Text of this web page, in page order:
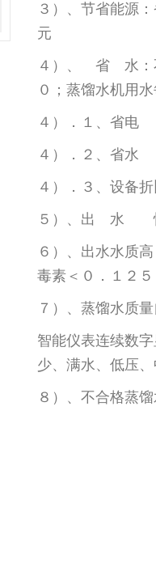
2024-01-16３）、节省能源
４）、 省 水：
０；蒸馏水机用
４）．１、省电
４）．２、省水
４）．３、设备折
５）、出 水
６）、出水水
毒素＜０．１２
７）、蒸馏水质
智能仪表连续数
少、满水、低压
８）、不合格蒸